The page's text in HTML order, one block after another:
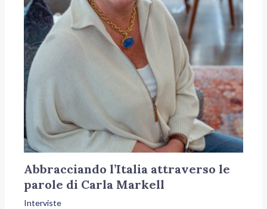
Abbracciando l’Italia attraverso le
parole di Carla Markell
Interviste